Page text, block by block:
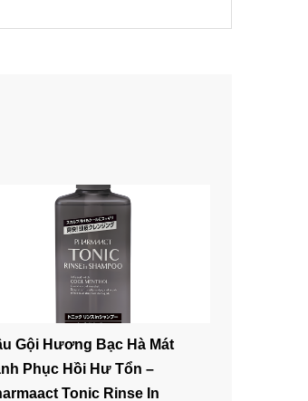
Gội Hương Bạc Hà Mát
Phục Hồi Hư Tổn –
Tonic Rinse In